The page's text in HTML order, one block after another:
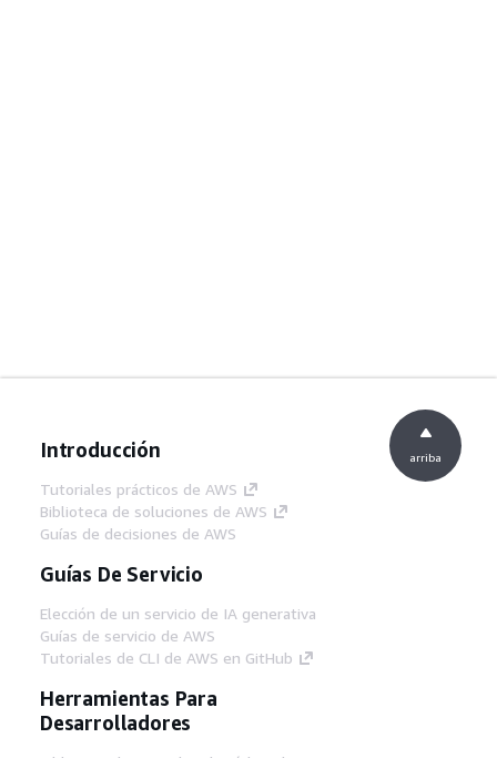
Introducción
Tutoriales prácticos de AWS
Biblioteca de soluciones de AWS
Guías de decisiones de AWS
Guías De Servicio
Elección de un servicio de IA generativa
Guías de servicio de AWS
Tutoriales de CLI de AWS en GitHub
Herramientas Para
Desarrolladores
arriba